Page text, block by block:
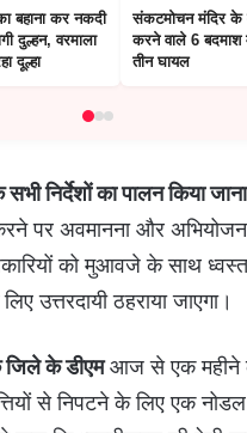
बहाना कर नकदी
दुल्हन, वरमाला
दूल्हा
संकटमोचन मंदिर के
करने वाले 6 बदमाश
तीन घायल
निर्देशों का पालन किया
पर अवमानना ​​और अभियोजन
को मुआवजे के साथ ध्वस्त
उत्तरदायी ठहराया जाएगा।
जिले के डीएमआज से एक महीने
से निपटने के लिए एक